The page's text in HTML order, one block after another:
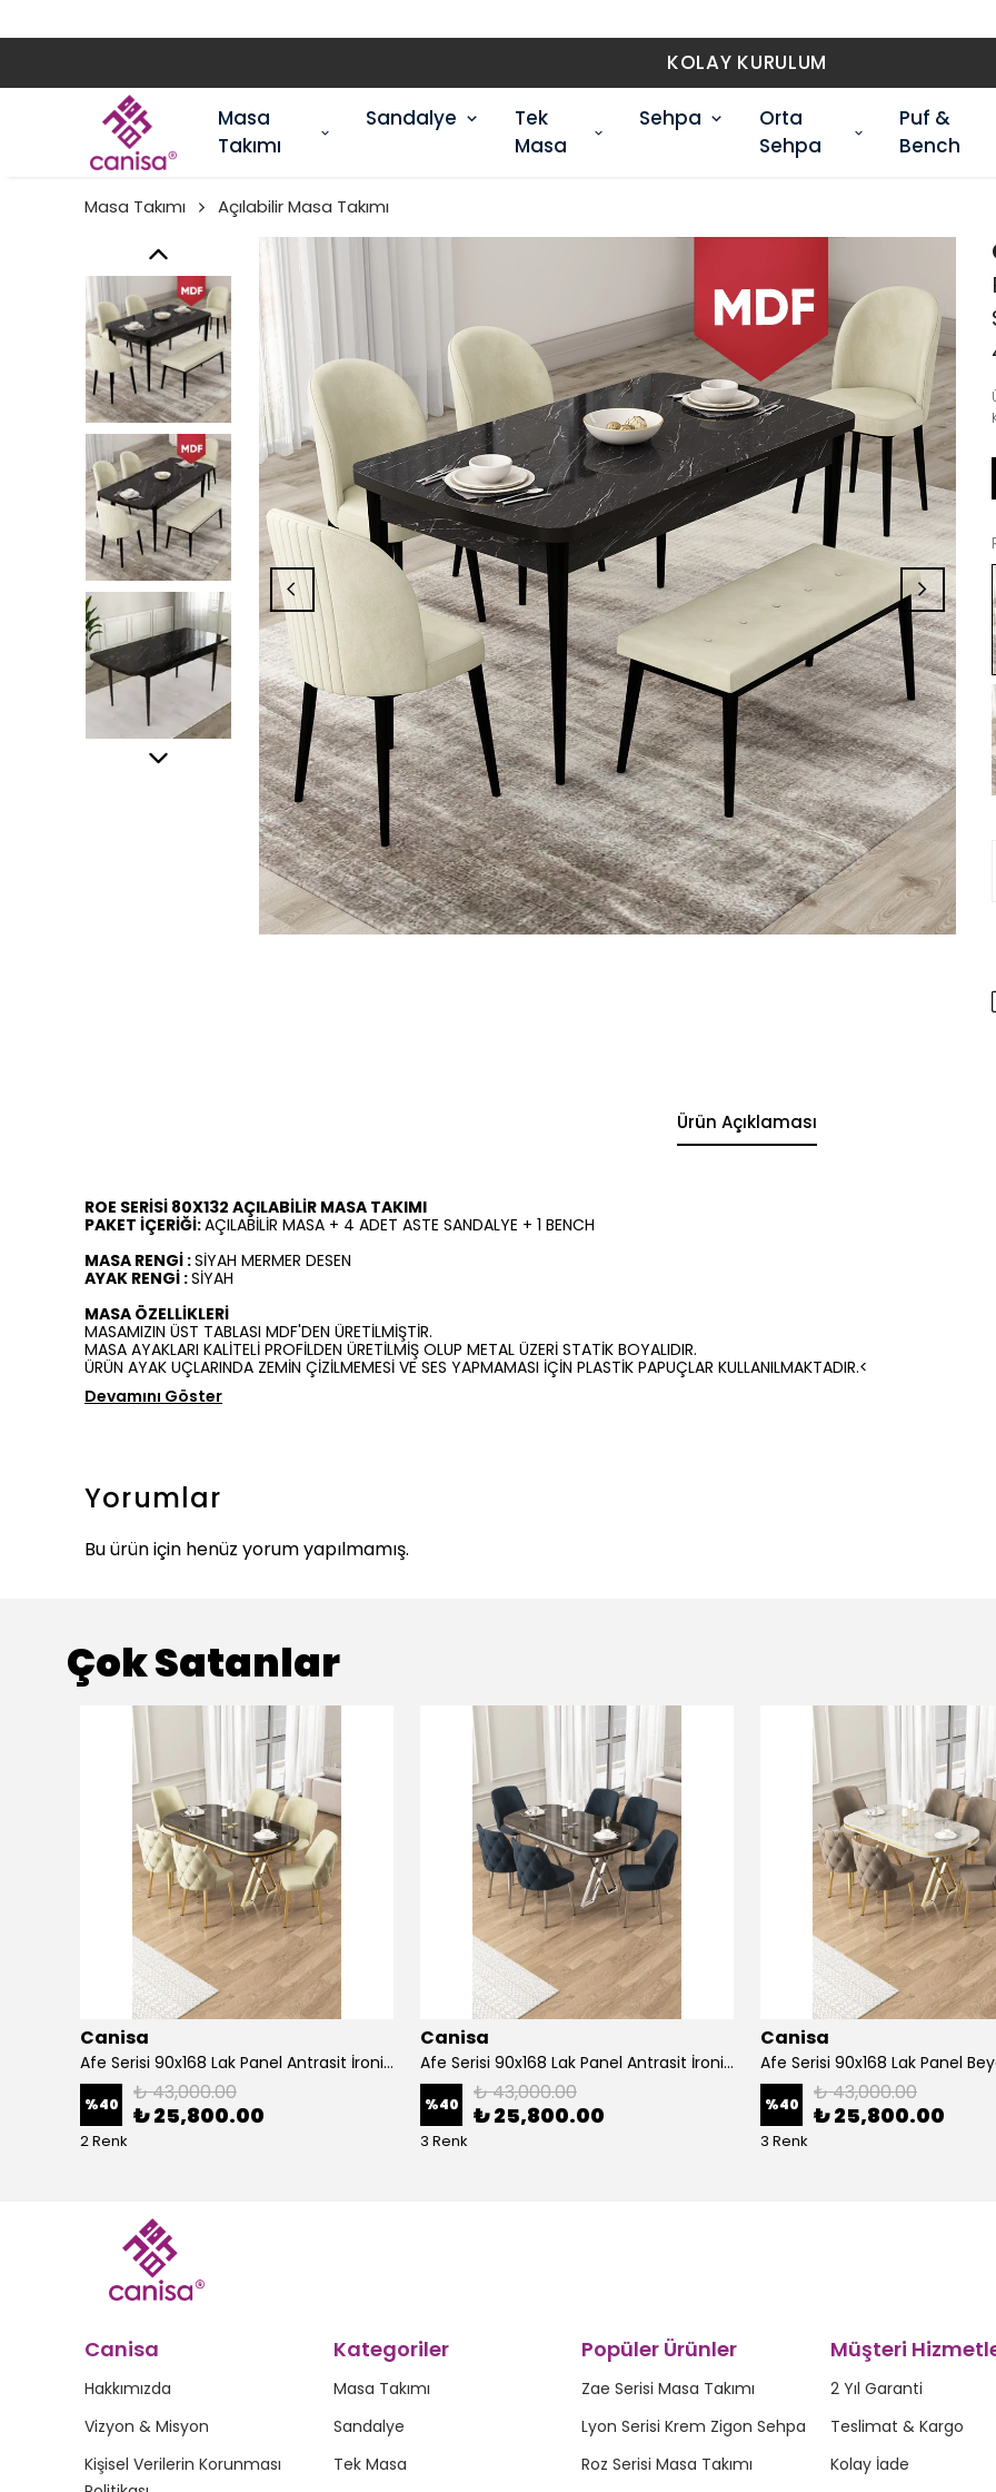
KOLAY KURULUM
Masa
Takımı
Sandalye
Tek
Masa
Sehpa
Orta
Sehpa
Puf &
Bench
Masa Takımı Açılabilir Masa Takımı
Ürün Açıklaması
ROE SERİSİ 80X132 AÇILABİLİR MASA TAKIMI
PAKET İÇERİĞİ:AÇILABİLİR MASA + 4 ADET ASTE SANDALYE + 1 BENCH
MASA RENGİ :SİYAH MERMER DESEN
AYAK RENGİ :SİYAH
MASA ÖZELLİKLERİ
MASAMIZIN ÜST TABLASI MDF'DEN ÜRETİLMİŞTİR.
MASA AYAKLARI KALİTELİ PROFİLDEN ÜRETİLMİŞ OLUP METAL ÜZERİ STATİK BOYALIDIR.
ÜRÜN AYAK UÇLARINDA ZEMİN ÇİZİLMEMESİ VE SES YAPMAMASI İÇİN PLASTİK PAPUÇLAR KULLANILMAKTADIR.<
Devamını Göster
Yorumlar
Bu ürün için henüz yorum yapılmamış.
Çok Satanlar
Canisa
Afe Serisi 90x168 Lak Panel Antrasit İroni Masa ve 6 Sandalye Gold Kaplama Ayak
%40 ₺ 43,000.00
₺ 25,800.00
2 Renk
Canisa
Afe Serisi 90x168 Lak Panel Antrasit İroni Masa ve 6 Sandalye Krom Kaplama Ayak
%40 ₺ 43,000.00
₺ 25,800.00
3 Renk
Canisa
%40 ₺ 43,000.00
₺ 25,800.00
3 Renk
Canisa
Hakkımızda
Vizyon & Misyon
Kişisel Verilerin Korunması
Kategoriler
Masa Takımı
Sandalye
Tek Masa
Popüler Ürünler
Zae Serisi Masa Takımı
Lyon Serisi Krem Zigon Sehpa
Roz Serisi Masa Takımı
Müşteri
2 Yıl Garanti
Teslimat & Kargo
Kolay İade